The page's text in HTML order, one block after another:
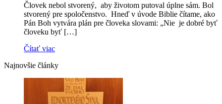
Človek nebol stvorený, aby životom putoval úplne sám. Bol
stvorený pre spoločenstvo. Hneď v úvode Biblie čítame, ako
Pán Boh vytvára plán pre človeka slovami: „Nie je dobré byť
človeku byť […]
Čítať viac
Najnovšie články